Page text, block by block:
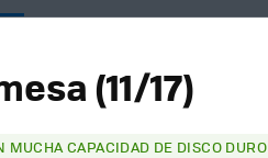
(11/17)
CAPACIDAD DE DISCO DURO